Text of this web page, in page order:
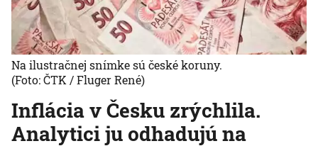
Inflácia v Česku zrýchlila.
Analytici ju odhadujú na
Na ilustračnej snímke sú české koruny.
(Foto: ČTK / Fluger René)